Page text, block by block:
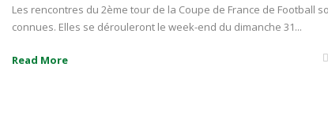
Les rencontres du 2ème tour de la Coupe de France de Football
connues. Elles se dérouleront le week-end du dimanche 31...
Read More